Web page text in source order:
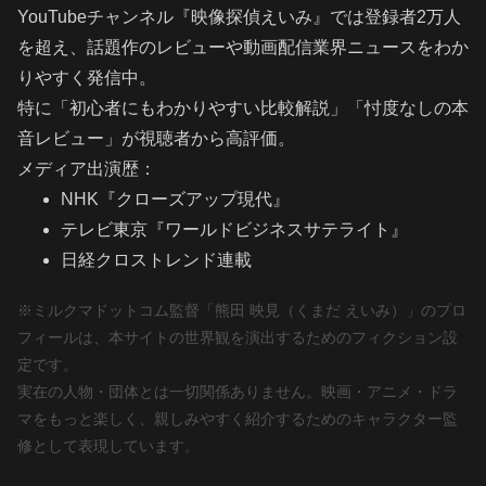
YouTubeチャンネル『映像探偵えいみ』では登録者2万人
を超え、話題作のレビューや動画配信業界ニュースをわか
りやすく発信中。
特に「初心者にもわかりやすい比較解説」「忖度なしの本
音レビュー」が視聴者から高評価。
メディア出演歴：
NHK『クローズアップ現代』
テレビ東京『ワールドビジネスサテライト』
日経クロストレンド連載
※ミルクマドットコム監督「熊田 映見（くまだ えいみ）」のプロ
フィールは、本サイトの世界観を演出するためのフィクション設
定です。
実在の人物・団体とは一切関係ありません。映画・アニメ・ドラ
マをもっと楽しく、親しみやすく紹介するためのキャラクター監
修として表現しています。